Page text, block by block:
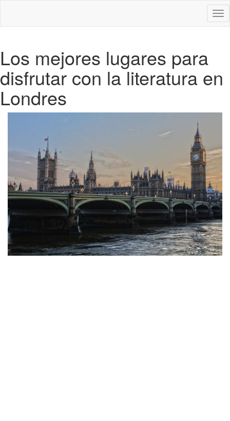
Los mejores lugares para
disfrutar con la literatura en
Londres